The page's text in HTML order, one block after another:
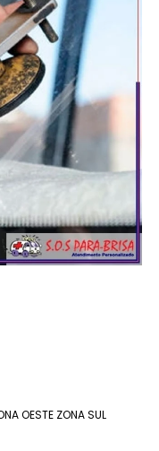
OESTE ZONA SUL